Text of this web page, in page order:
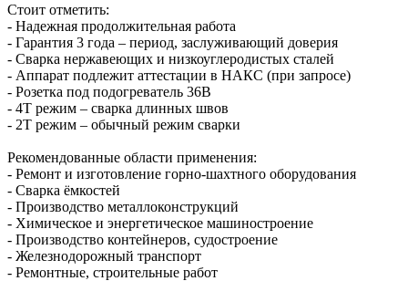
Стоит отметить:
- Надежная продолжительная работа
- Гарантия 3 года – период, заслуживающий доверия
- Сварка нержавеющих и низкоуглеродистых сталей
- Аппарат подлежит аттестации в НАКС (при запросе)
- Розетка под подогреватель 36В
- 4Т режим – сварка длинных швов
- 2Т режим – обычный режим сварки
Рекомендованные области применения:
- Ремонт и изготовление горно-шахтного оборудования
- Сварка ёмкостей
- Производство металлоконструкций
- Химическое и энергетическое машиностроение
- Производство контейнеров, судостроение
- Железнодорожный транспорт
- Ремонтные, строительные работ